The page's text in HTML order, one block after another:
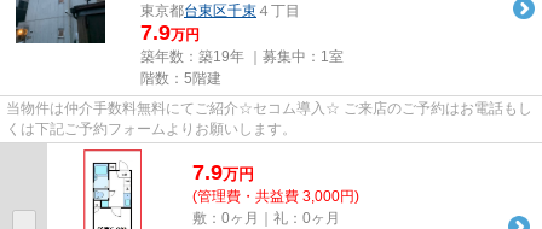
東京都台東区千束 ４丁目
7.9万円
築年数：築19年 ｜募集中： 1室
階数：5階建
当物件は仲介手数料無料にてご紹介☆セコム導入☆ ご来店のご予約はお電話もし
くは下記ご予約フォームよりお願いします。
7.9万円
(管理費・共益費 3,000円)
敷：0ヶ月｜礼：0ヶ月